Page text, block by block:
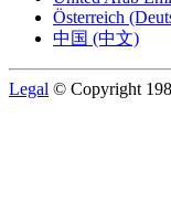
Österreich
中国 (中文)
Legal © Copyright